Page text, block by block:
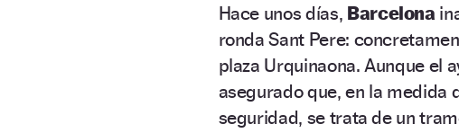
Hace unos días, Barcelona
ronda Sant Pere:
plaza Urquinaona. Aunque el
asegurado que, en la medida
seguridad, se trata de un